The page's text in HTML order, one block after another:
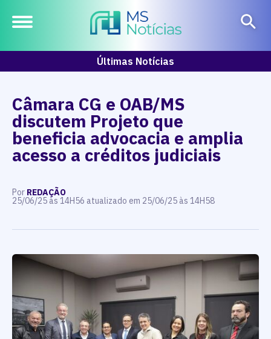
Últimas Notícias
Câmara CG e OAB/MS
discutem Projeto que
beneficia advocacia e amplia
acesso a créditos judiciais
Por REDAÇÃO
25/06/25 às 14H56 atualizado em 25/06/25 às 14H58